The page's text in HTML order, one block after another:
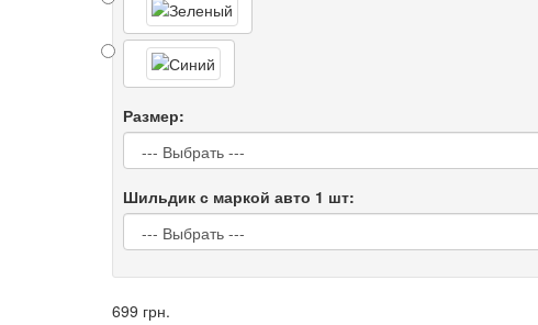
Размер:
Шильдик с маркой авто 1 шт:
699 грн.